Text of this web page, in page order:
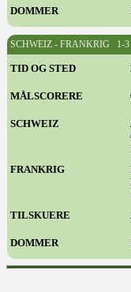
DOMMER
SCHWEIZ - FRANKRIG 1-3
TID OG STED
MÅLSCORERE
SCHWEIZ
FRANKRIG
TILSKUERE
DOMMER